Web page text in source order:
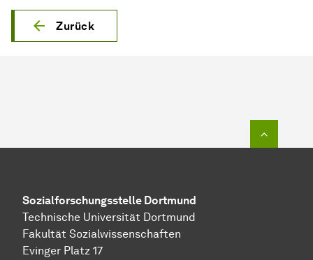
Zurück
Sozial­forschungs­stelle Dortmund
Technische Universität Dortmund
Fakultät Sozialwissenschaften
Evinger Platz 17